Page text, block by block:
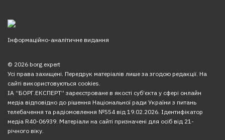
Інформаційно-аналітичне видання
© 2026 borg.expert
Усі права захищені. Передрук матеріалів лише за згодою редакції. На
сайті використовуються cookies.
ІА “БОРГ.ЕКСПЕРТ” зареєстроване в якості суб’єкта у сфері онлайн
медіа відповідно до рішення Національної ради України з питань
телебачення та радіомовлення №554 від 19.02.2026. Ідентифікатор
медіа R40-06939. Матеріали на сайті призначені для осіб від 21-
річного віку.